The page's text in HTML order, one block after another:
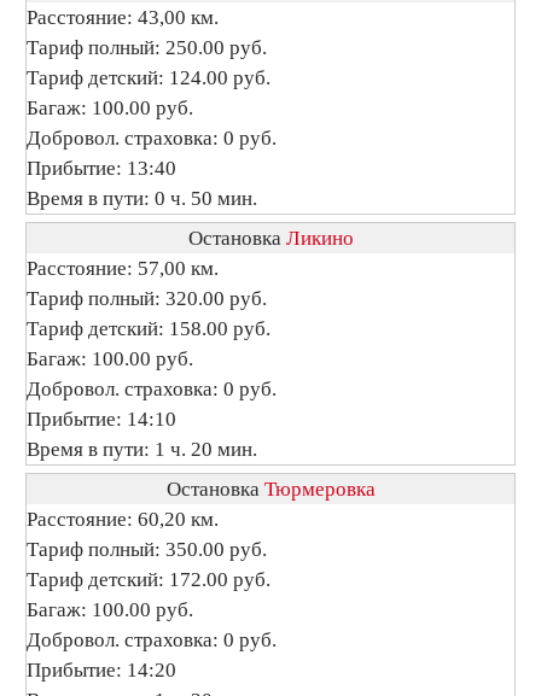
Расстояние: 43,00 км.
Тариф полный: 250.00 руб.
Тариф детский: 124.00 руб.
Багаж: 100.00 руб.
Добровол. страховка: 0 руб.
Прибытие: 13:40
Время в пути: 0 ч. 50 мин.
Остановка Ликино
Расстояние: 57,00 км.
Тариф полный: 320.00 руб.
Тариф детский: 158.00 руб.
Багаж: 100.00 руб.
Добровол. страховка: 0 руб.
Прибытие: 14:10
Время в пути: 1 ч. 20 мин.
Остановка Тюрмеровка
Расстояние: 60,20 км.
Тариф полный: 350.00 руб.
Тариф детский: 172.00 руб.
Багаж: 100.00 руб.
Добровол. страховка: 0 руб.
Прибытие: 14:20